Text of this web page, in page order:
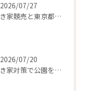
2026/07/27
空き家競売と東京都台東区柳橋の資産価値を高める空き家対策入門
2026/07/20
空き家対策で公園を活用し地域の安全とコミュニティ力を高める方法